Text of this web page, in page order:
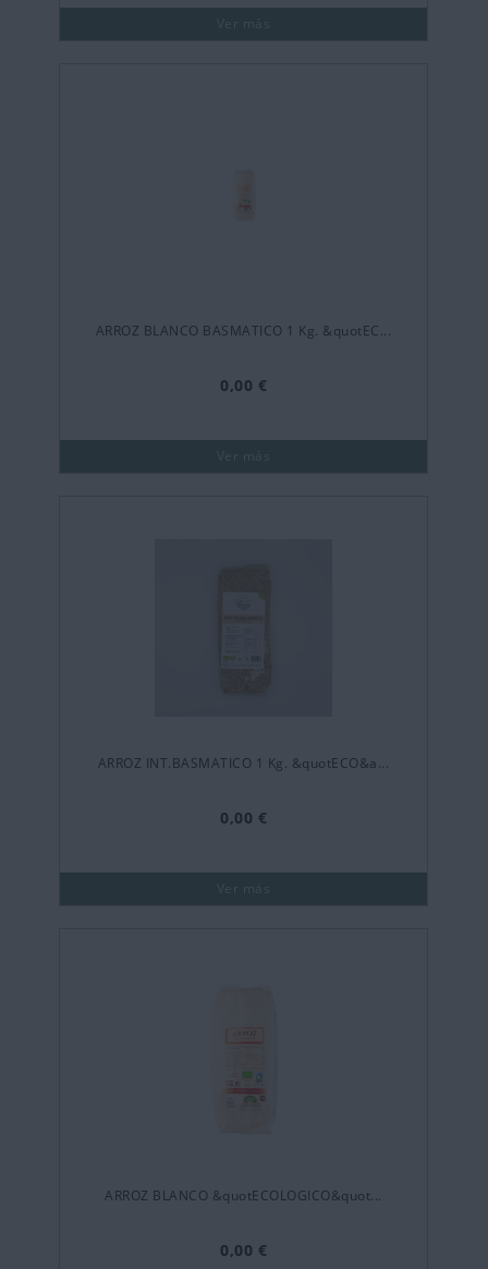
Ver más
ARROZ BLANCO BASMATICO 1 Kg. &quotEC...
0,00 €
Ver más
ARROZ INT.BASMATICO 1 Kg. &quotECO&a...
0,00 €
Ver más
ARROZ BLANCO &quotECOLOGICO&quot...
0,00 €